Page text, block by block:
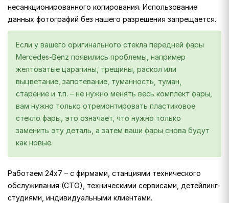
несанкционированного копирования. Использование
данных фотографий без нашего разрешения запрещается.
Если у вашего оригинального стекла передней фары
Mercedes-Benz появились проблемы, например
желтоватые царапины, трещины, раскол или
выцветание, запотевание, туманность, туман,
старение и т.п. – не нужно менять весь комплект фары,
вам нужно только отремонтировать пластиковое
стекло фары, это означает, что нужно только
заменить эту деталь, а затем ваши фары снова будут
как новые.
Работаем 24х7 – с фирмами, станциями технического
обслуживания (СТО), техническими сервисами, детейлинг-
студиями, индивидуальными клиентами.